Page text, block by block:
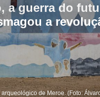
a guerra do
a
de Meroe. (Foto: